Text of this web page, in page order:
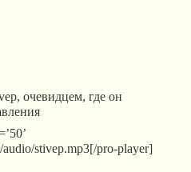
очевидцем, где он
audio/stivep.mp3[/pro-player]